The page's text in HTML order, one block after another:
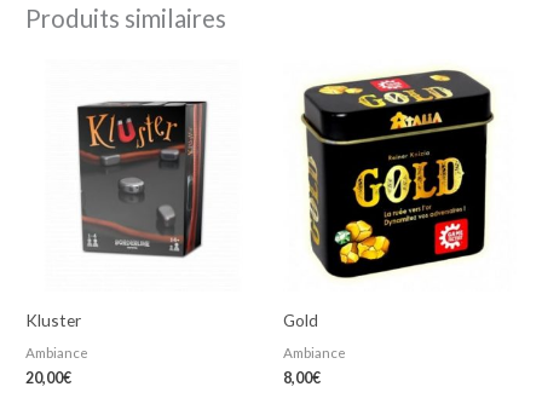
Produits similaires
Kluster
Ambiance
20,00€
Gold
Ambiance
8,00€